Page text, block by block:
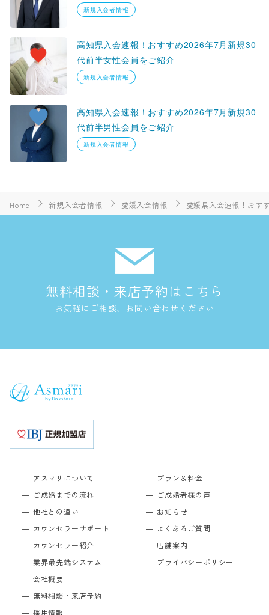
新規入会者情報
高知県入会速報！おすすめ2026年7月新規30
代前半女性会員をご紹介
新規入会者情報
高知県入会速報！おすすめ2026年7月新規30
代前半男性会員をご紹介
新規入会者情報
Home 新規入会者情報 愛媛入会情報 愛媛県入会速報！おす
無料相談・来店予約はこちら
お気軽にご相談、お問い合わせください
アスマリについて
ご成婚までの流れ
他社との違い
カウンセラーサポート
カウンセラー紹介
業界最先端システム
プラン＆料金
ご成婚者様の声
お知らせ
よくあるご質問
店舗案内
プライバシーポリシー
会社概要
無料相談・来店予約
採用情報